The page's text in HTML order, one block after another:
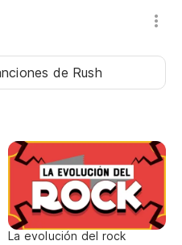
de Rush
La evolución del rock